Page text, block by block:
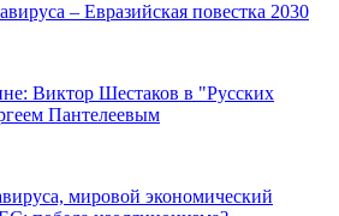
– Евразийская повестка 2030
Виктор Шестаков в "Русских
Пантелеевым
мировой экономический